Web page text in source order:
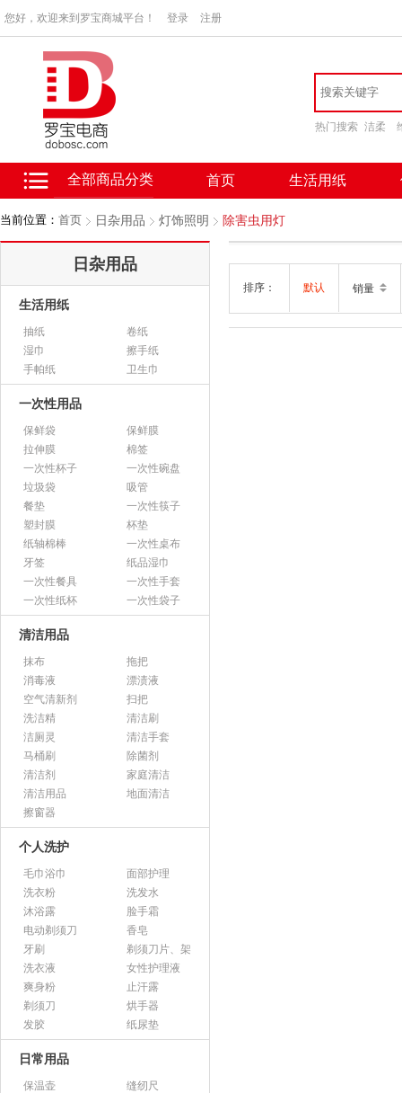
您好，欢迎来到罗宝商城平台！ 登录 注册
热门搜索 洁柔
全部商品分类 首页 生活用纸
当前位置： 首页 日杂用品 灯饰照明 除害虫用灯
日杂用品
生活用纸
抽纸
卷纸
湿巾
擦手纸
手帕纸
卫生巾
一次性用品
保鲜袋
保鲜膜
拉伸膜
棉签
一次性杯子
一次性碗盘
垃圾袋
吸管
餐垫
一次性筷子
塑封膜
杯垫
纸轴棉棒
一次性桌布
牙签
纸品湿巾
一次性餐具
一次性手套
一次性纸杯
一次性袋子
清洁用品
抹布
拖把
消毒液
漂渍液
空气清新剂
扫把
洗洁精
清洁刷
洁厕灵
清洁手套
马桶刷
除菌剂
清洁剂
家庭清洁
清洁用品
地面清洁
擦窗器
个人洗护
毛巾浴巾
面部护理
洗衣粉
洗发水
沐浴露
脸手霜
电动剃须刀
香皂
牙刷
剃须刀片、架
洗衣液
女性护理液
爽身粉
止汗露
剃须刀
烘手器
发胶
纸尿垫
日常用品
保温壶
缝纫尺
排序： 默认 销量